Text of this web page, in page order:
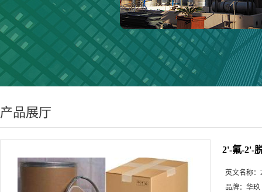
产品展厅
2'-氟-2'-
英文名称：
品牌： 华玖